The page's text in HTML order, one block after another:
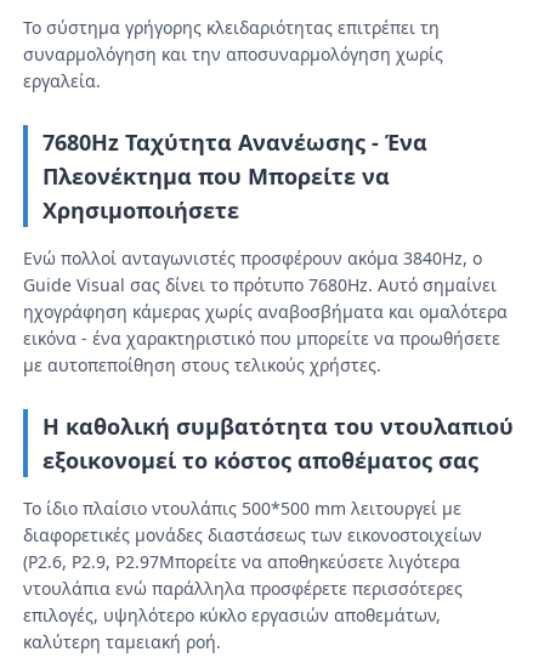
Εικόνα LED SMD
Εξωτερικό πίνακα οθόνης LED
Υπαίθριος πίνακας led
Το σύστημα γρήγορης κλειδαριότητας επιτρέπει τη
συναρμολόγηση και την αποσυναρμολόγηση χωρίς
εργαλεία.
7680Hz Ταχύτητα Ανανέωσης - Ένα
Πλεονέκτημα που Μπορείτε να
Χρησιμοποιήσετε
Ενώ πολλοί ανταγωνιστές προσφέρουν ακόμα 3840Hz, ο
Guide Visual σας δίνει το πρότυπο 7680Hz. Αυτό σημαίνει
ηχογράφηση κάμερας χωρίς αναβοσβήματα και ομαλότερα
εικόνα - ένα χαρακτηριστικό που μπορείτε να προωθήσετε
με αυτοπεποίθηση στους τελικούς χρήστες.
Η καθολική συμβατότητα του ντουλαπιού
εξοικονομεί το κόστος αποθέματος σας
Το ίδιο πλαίσιο ντουλάπις 500*500 mm λειτουργεί με
διαφορετικές μονάδες διαστάσεως των εικονοστοιχείων
(P2.6, P2.9, P2.97Μπορείτε να αποθηκεύσετε λιγότερα
ντουλάπια ενώ παράλληλα προσφέρετε περισσότερες
επιλογές, υψηλότερο κύκλο εργασιών αποθεμάτων,
καλύτερη ταμειακή ροή.